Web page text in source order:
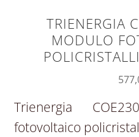
TRIENERGIA
MODULO
Trienergia
fotovoltaico